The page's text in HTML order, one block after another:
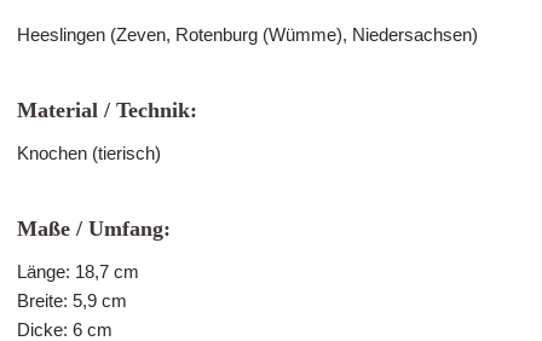
Heeslingen (Zeven, Rotenburg (Wümme), Niedersachsen)
Material / Technik:
Knochen (tierisch)
Maße / Umfang:
Länge: 18,7 cm
Breite: 5,9 cm
Dicke: 6 cm